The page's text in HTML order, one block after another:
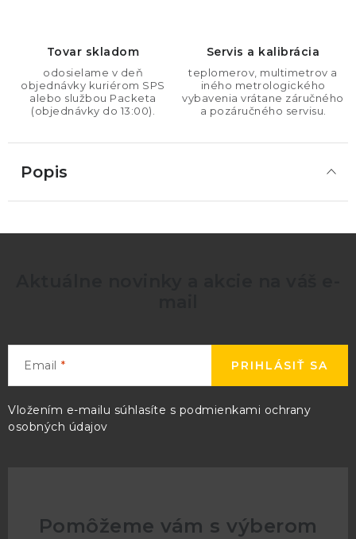
Tovar skladom
odosielame v deň
objednávky kuriérom SPS
alebo službou Packeta
(objednávky do 13:00).
Servis a kalibrácia
teplomerov, multimetrov a
iného metrologického
vybavenia vrátane záručného
a pozáručného servisu.
Popis
Email
Vložením e-mailu súhlasíte s podmienkami ochrany
osobných údajov
PRIHLÁSIŤ SA
Pomôžeme vám s výberom